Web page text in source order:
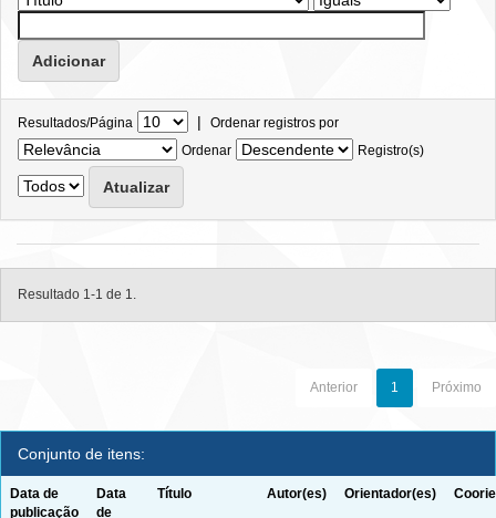
Resultados/Página | Ordenar registros por
Ordenar
Registro(s)
Resultado 1-1 de 1.
Anterior 1 Próximo
Conjunto de itens:
Data de
publicação
Data
de
Título Autor(es) Orientador(es)